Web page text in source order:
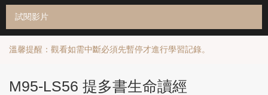
試閱影片
溫馨提醒：觀看如需中斷必須先暫停才進行學習記錄。
M95-LS56 提多書生命讀經